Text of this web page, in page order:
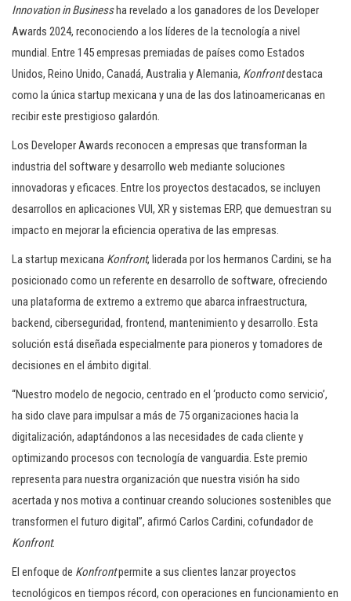
Innovation in Businessha revelado a los ganadores de los Developer
Awards 2024, reconociendo a los líderes de la tecnología a nivel
mundial. Entre 145 empresas premiadas de países como Estados
Unidos, Reino Unido, Canadá, Australia y Alemania, Konfrontdestaca
como la única startup mexicana y una de las dos latinoamericanas en
recibir este prestigioso galardón.
Los Developer Awards reconocen a empresas que transforman la
industria del software y desarrollo web mediante soluciones
innovadoras y eficaces. Entre los proyectos destacados, se incluyen
desarrollos en aplicaciones VUI, XR y sistemas ERP, que demuestran su
impacto en mejorar la eficiencia operativa de las empresas.
La startup mexicana Konfront, liderada por los hermanos Cardini, se ha
posicionado como un referente en desarrollo de software, ofreciendo
una plataforma de extremo a extremo que abarca infraestructura,
backend, ciberseguridad, frontend, mantenimiento y desarrollo. Esta
solución está diseñada especialmente para pioneros y tomadores de
decisiones en el ámbito digital.
“Nuestro modelo de negocio, centrado en el ‘producto como servicio’,
ha sido clave para impulsar a más de 75 organizaciones hacia la
digitalización, adaptándonos a las necesidades de cada cliente y
optimizando procesos con tecnología de vanguardia. Este premio
representa para nuestra organización que nuestra visión ha sido
acertada y nos motiva a continuar creando soluciones sostenibles que
transformen el futuro digital”, afirmó Carlos Cardini, cofundador de
Konfront.
El enfoque de Konfrontpermite a sus clientes lanzar proyectos
tecnológicos en tiempos récord, con operaciones en funcionamiento en